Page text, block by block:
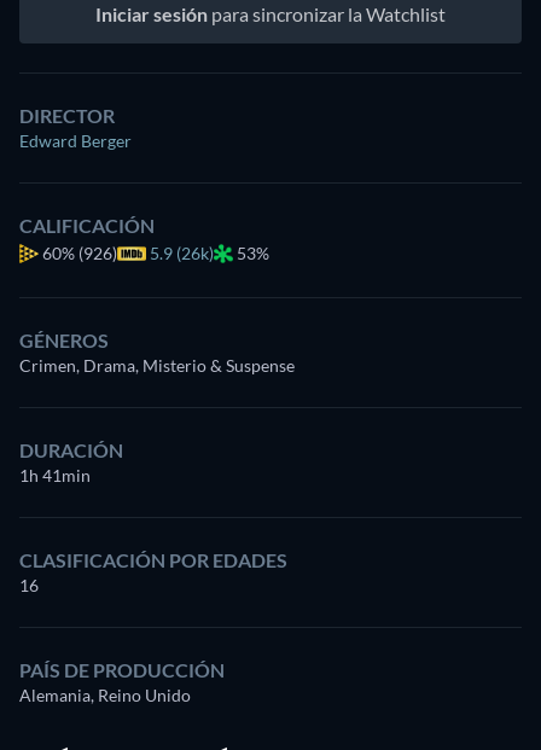
Iniciar sesión para sincronizar la Watchlist
DIRECTOR
Edward Berger
CALIFICACIÓN
60% (926) 5.9 (26k) 53%
GÉNEROS
Crimen, Drama, Misterio & Suspense
DURACIÓN
1h 41min
CLASIFICACIÓN POR EDADES
16
PAÍS DE PRODUCCIÓN
Alemania, Reino Unido